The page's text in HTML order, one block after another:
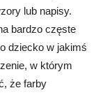
lub napisy.
bardzo częste
dziecko w jakimś
w którym
że farby